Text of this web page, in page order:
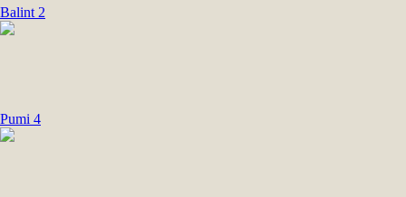
Balint 2
Pumi 4